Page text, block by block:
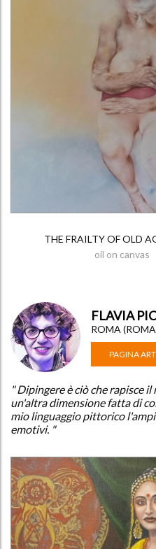
THE FRAILTY OF OLD
oil on canvas
FLAVIA
ROMA
PAGINA
" Dipingere è ciò che rapisce
un'altra dimensione fatta di
mio linguaggio pittorico
emotivi. "